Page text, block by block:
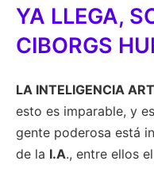
YA LLEGA,
CIBORGS
LA INTELIGENCIA
esto es imparable, y
gente poderosa está
de la I.A., entre ellos